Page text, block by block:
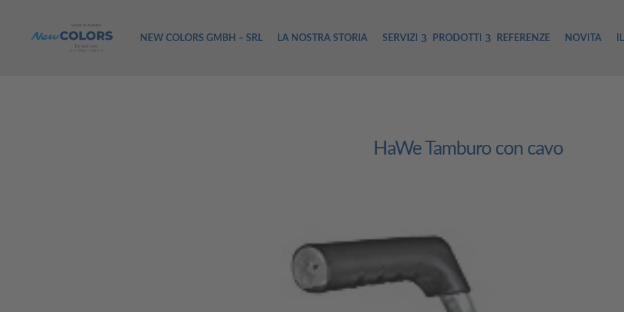
NEW COLORS GMBH – SRL LA NOSTRA STORIA SERVIZI PRODOTTI REFERENZE NOVITA
HaWe Tamburo con cavo